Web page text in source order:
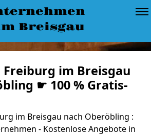
Breisgau
Freiburg im Breisgau
☛ 100 % Gratis-
im Breisgau nach Oberöbling :
- Kostenlose Angebote in